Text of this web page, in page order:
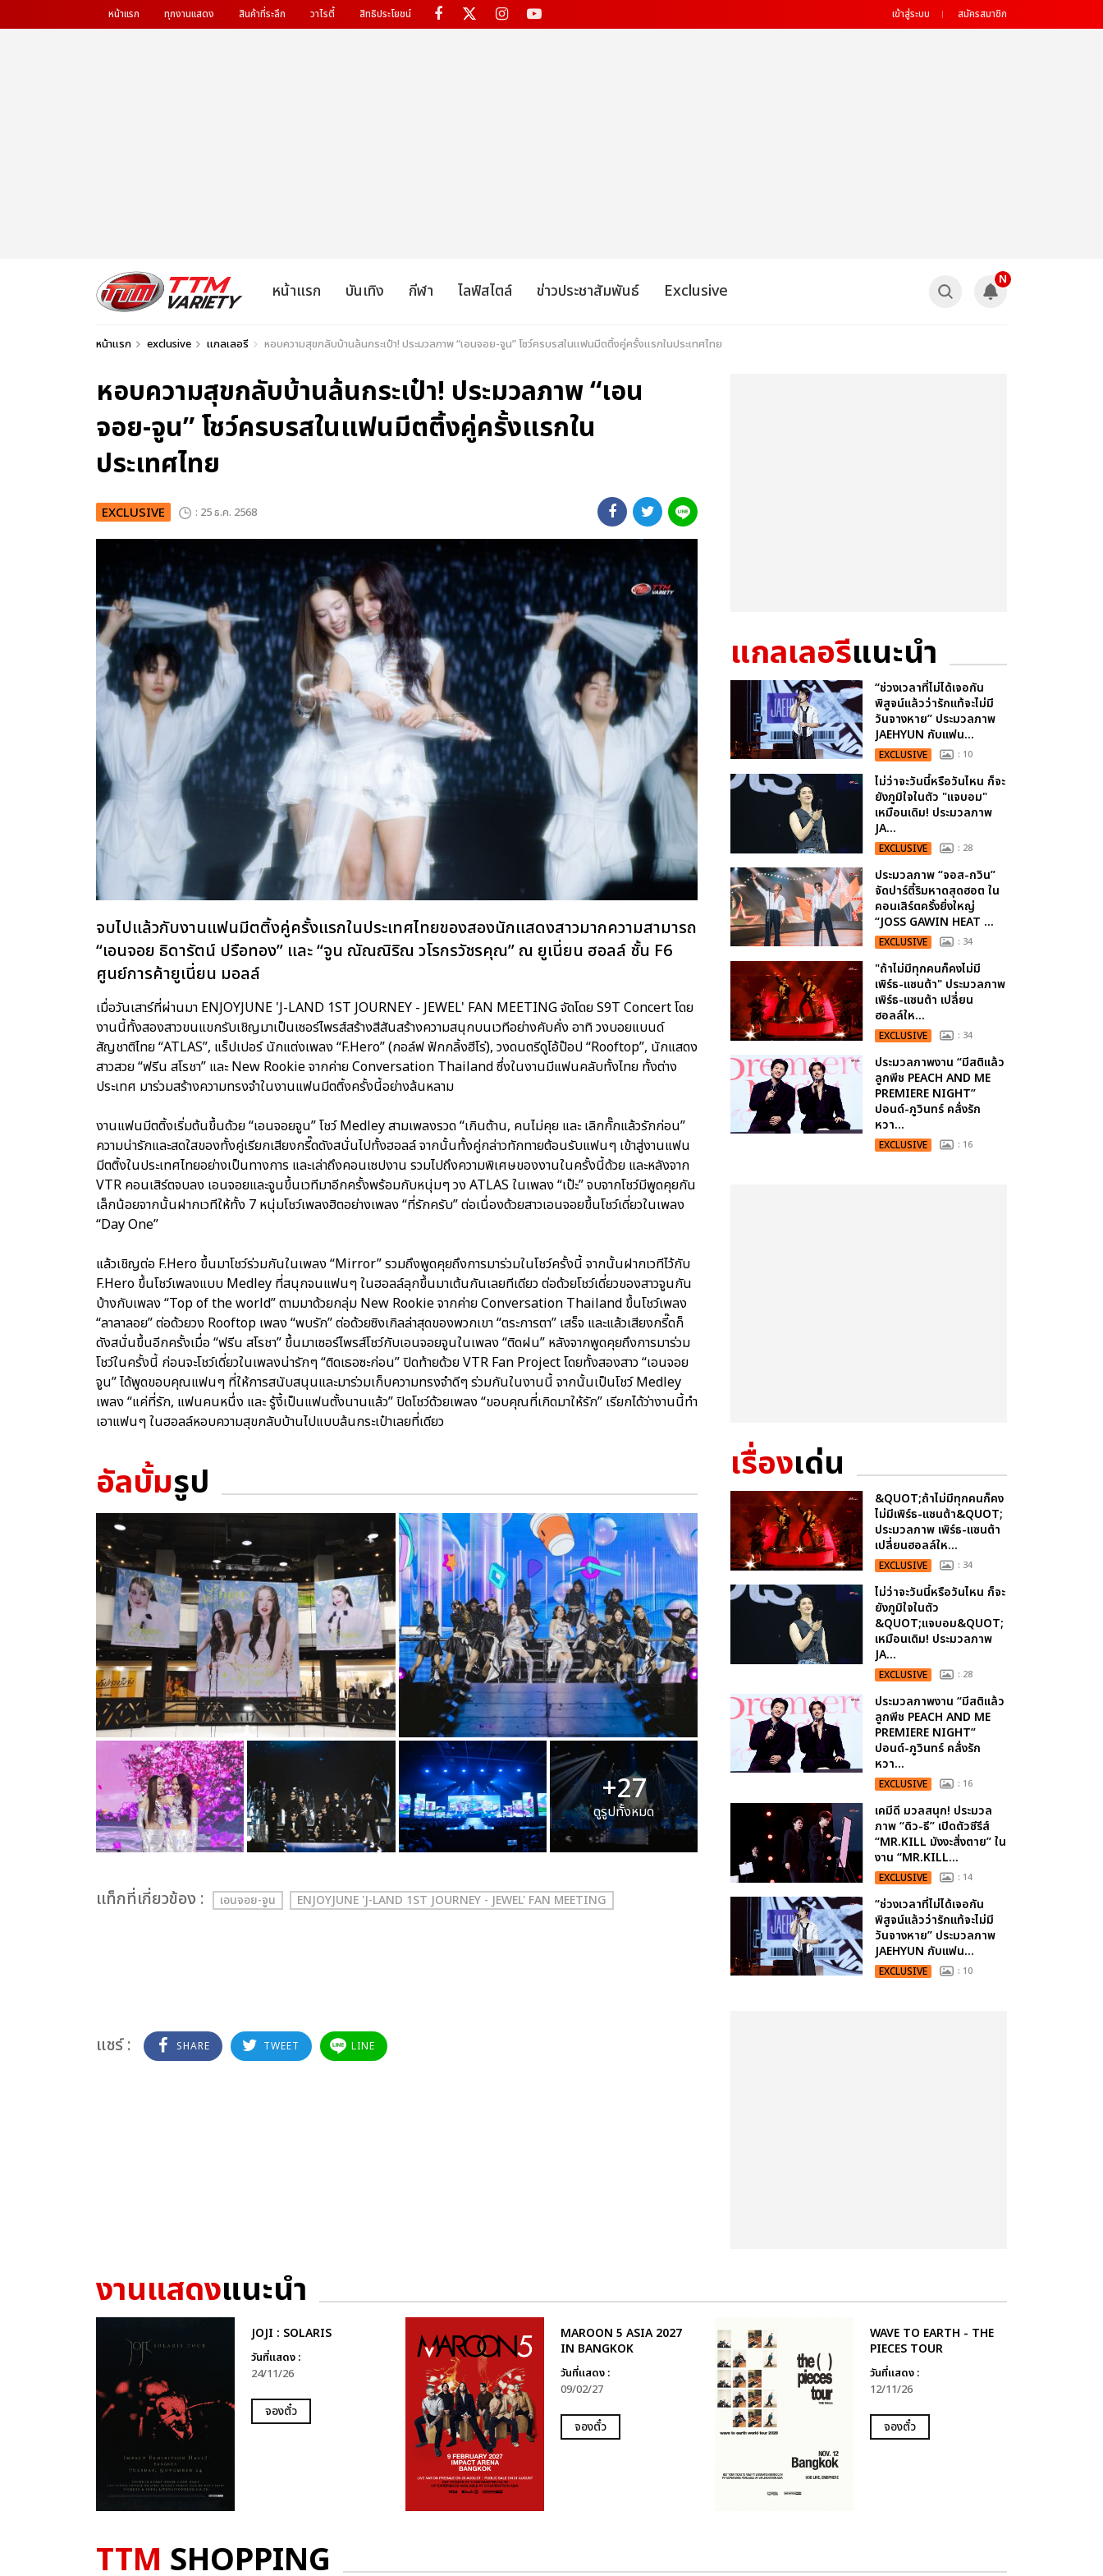
หน้าแรก ทุกงานแสดง สินค้าที่ระลึก วาไรตี้ สิทธิประโยชน์ เข้าสู่ระบบ สมัครสมาชิก
หน้าแรก บันเทิง กีฬา ไลฟ์สไตล์ ข่าวประชาสัมพันธ์ Exclusive
N
หน้าแรก exclusive แกลเลอรี หอบความสุขกลับบ้านล้นกระเป๋า! ประมวลภาพ “เอนจอย-จูน” โชว์ครบรสในแฟนมีตติ้งคู่ครั้งแรกในประเทศไทย
หอบความสุขกลับบ้านล้นกระเป๋า! ประมวลภาพ “เอน
จอย-จูน” โชว์ครบรสในแฟนมีตติ้งคู่ครั้งแรกใน
ประเทศไทย
EXCLUSIVE : 25 ธ.ค. 2568
จบไปแล้วกับงานแฟนมีตติ้งคู่ครั้งแรกในประเทศไทยของสองนักแสดงสาวมากความสามารถ
“เอนจอย ธิดารัตน์ ปรือทอง” และ “จูน ณัณณิริณ วโรกรวัชรคุณ” ณ ยูเนี่ยน ฮอลล์ ชั้น F6
ศูนย์การค้ายูเนี่ยน มอลล์
เมื่อวันเสาร์ที่ผ่านมา ENJOYJUNE 'J-LAND 1ST JOURNEY - JEWEL' FAN MEETING จัดโดย S9T Concert โดย
งานนี้ทั้งสองสาวขนแขกรับเชิญมาเป็นเซอร์ไพรส์สร้างสีสันสร้างความสนุกบนเวทีอย่างคับคั่ง อาทิ วงบอยแบนด์
สัญชาติไทย “ATLAS”, แร็ปเปอร์ นักแต่งเพลง “F.Hero” (กอล์ฟ ฟักกลิ้งฮีโร่), วงดนตรีดูโอ้ป๊อป “Rooftop”, นักแสดง
สาวสวย “ฟรีน สโรชา” และ New Rookie จากค่าย Conversation Thailand ซึ่งในงานมีแฟนคลับทั้งไทย ทั้งต่าง
ประเทศ มาร่วมสร้างความทรงจำในงานแฟนมีตติ้งครั้งนี้อย่างล้นหลาม
งานแฟนมีตติ้งเริ่มต้นขึ้นด้วย “เอนจอยจูน” โชว์ Medley สามเพลงรวด “เกินต้าน, คนไม่คุย และ เลิกกั๊กแล้วรักก่อน”
ความน่ารักและสดใสของทั้งคู่เรียกเสียงกรี๊ดดังสนั่นไปทั้งฮอลล์ จากนั้นทั้งคู่กล่าวทักทายต้อนรับแฟนๆ เข้าสู่งานแฟน
มีตติ้งในประเทศไทยอย่างเป็นทางการ และเล่าถึงคอนเซปงาน รวมไปถึงความพิเศษของงานในครั้งนี้ด้วย และหลังจาก
VTR คอนเสิร์ตจบลง เอนจอยและจูนขึ้นเวทีมาอีกครั้งพร้อมกับหนุ่มๆ วง ATLAS ในเพลง “เป๊ะ” จบจากโชว์มีพูดคุยกัน
เล็กน้อยจากนั้นฝากเวทีให้ทั้ง 7 หนุ่มโชว์เพลงฮิตอย่างเพลง “ที่รักครับ” ต่อเนื่องด้วยสาวเอนจอยขึ้นโชว์เดี่ยวในเพลง
“Day One”
แล้วเชิญต่อ F.Hero ขึ้นมาโชว์ร่วมกันในเพลง “Mirror” รวมถึงพูดคุยถึงการมาร่วมในโชว์ครั้งนี้ จากนั้นฝากเวทีไว้กับ
F.Hero ขึ้นโชว์เพลงแบบ Medley ที่สนุกจนแฟนๆ ในฮอลล์ลุกขึ้นมาเต้นกันเลยทีเดียว ต่อด้วยโชว์เดี่ยวของสาวจูนกัน
บ้างกับเพลง “Top of the world” ตามมาด้วยกลุ่ม New Rookie จากค่าย Conversation Thailand ขึ้นโชว์เพลง
“ลาลาลอย” ต่อด้วยวง Rooftop เพลง “พบรัก” ต่อด้วยซิงเกิลล่าสุดของพวกเขา “ตระการตา” เสร็จ และแล้วเสียงกรี๊ดก็
ดังสนั่นขึ้นอีกครั้งเมื่อ “ฟรีน สโรชา” ขึ้นมาเซอร์ไพรส์โชว์กับเอนจอยจูนในเพลง “ติดฝน” หลังจากพูดคุยถึงการมาร่วม
โชว์ในครั้งนี้ ก่อนจะโชว์เดี่ยวในเพลงน่ารักๆ “ติดเธอซะก่อน” ปิดท้ายด้วย VTR Fan Project โดยทั้งสองสาว “เอนจอย
จูน” ได้พูดขอบคุณแฟนๆ ที่ให้การสนับสนุนและมาร่วมเก็บความทรงจำดีๆ ร่วมกันในงานนี้ จากนั้นเป็นโชว์ Medley
เพลง “แค่ที่รัก, แฟนคนหนึ่ง และ รู้งี้เป็นแฟนตั้งนานแล้ว” ปิดโชว์ด้วยเพลง “ขอบคุณที่เกิดมาให้รัก” เรียกได้ว่างานนี้ทำ
เอาแฟนๆ ในฮอลล์หอบความสุขกลับบ้านไปแบบล้นกระเป๋าเลยที่เดียว
อัลบั้มรูป
+27
ดูรูปทั้งหมด
เเท็กที่เกี่ยวข้อง : เอนจอย-จูน ENJOYJUNE 'J-LAND 1ST JOURNEY - JEWEL' FAN MEETING
แชร์ : SHARE TWEET LINE
แกลเลอรีแนะนำ
“ช่วงเวลาที่ไม่ได้เจอกัน
พิสูจน์แล้วว่ารักแท้จะไม่มี
วันจางหาย” ประมวลภาพ
JAEHYUN กับแฟน...
EXCLUSIVE : 10
ไม่ว่าจะวันนี้หรือวันไหน ก็จะ
ยังภูมิใจในตัว "แจบอม"
เหมือนเดิม! ประมวลภาพ
JA...
EXCLUSIVE : 28
ประมวลภาพ “จอส-กวิน”
จัดปาร์ตี้ริมหาดสุดฮอต ใน
คอนเสิร์ตครั้งยิ่งใหญ่
“JOSS GAWIN HEAT ...
EXCLUSIVE : 34
"ถ้าไม่มีทุกคนก็คงไม่มี
เพิร์ธ-แซนต้า" ประมวลภาพ
เพิร์ธ-แซนต้า เปลี่ยน
ฮอลล์ให...
EXCLUSIVE : 34
ประมวลภาพงาน “มีสติแล้ว
ลูกพีช PEACH AND ME
PREMIERE NIGHT”
ปอนด์-ภูวินทร์ คลั่งรัก
หวา...
EXCLUSIVE : 16
เรื่องเด่น
&QUOT;ถ้าไม่มีทุกคนก็คง
ไม่มีเพิร์ธ-แซนต้า&QUOT;
ประมวลภาพ เพิร์ธ-แซนต้า
เปลี่ยนฮอลล์ให...
EXCLUSIVE : 34
ไม่ว่าจะวันนี้หรือวันไหน ก็จะ
ยังภูมิใจในตัว
&QUOT;แจบอม&QUOT;
เหมือนเดิม! ประมวลภาพ
JA...
EXCLUSIVE : 28
ประมวลภาพงาน “มีสติแล้ว
ลูกพีช PEACH AND ME
PREMIERE NIGHT”
ปอนด์-ภูวินทร์ คลั่งรัก
หวา...
EXCLUSIVE : 16
เคมีดี มวลสนุก! ประมวล
ภาพ “ดิว-ธี” เปิดตัวซีรีส์
“MR.KILL มังงะสั่งตาย” ใน
งาน “MR.KILL...
EXCLUSIVE : 14
“ช่วงเวลาที่ไม่ได้เจอกัน
พิสูจน์แล้วว่ารักแท้จะไม่มี
วันจางหาย” ประมวลภาพ
JAEHYUN กับแฟน...
EXCLUSIVE : 10
งานแสดงแนะนำ
JOJI : SOLARIS
วันที่แสดง :
24/11/26
จองตั๋ว
MAROON 5 ASIA 2027
IN BANGKOK
วันที่แสดง :
09/02/27
จองตั๋ว
WAVE TO EARTH - THE
PIECES TOUR
วันที่แสดง :
12/11/26
จองตั๋ว
TTM SHOPPING